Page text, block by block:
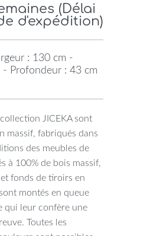
(Délai
d'expédition)
: 130 cm -
Profondeur : 43 cm
collection JICEKA sont
massif, fabriqués dans
des meubles de
à 100% de bois massif,
fonds de tiroirs en
montés en queue
qui leur confère une
Toutes les